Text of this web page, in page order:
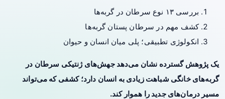
بررسی ۱۳ نوع سرطان در گربه‌ها
کشف مهم در سرطان پستان گربه‌ها
انکولوژی تطبیقی؛ پلی میان انسان و حیوان
یک پژوهش گسترده نشان می‌دهد جهش‌های ژنتیکی سرطان در
گربه‌های خانگی شباهت زیادی به انسان دارد؛ کشفی که می‌تواند
مسیر درمان‌های جدید را هموار کند.